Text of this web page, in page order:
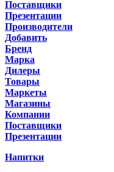
Поставщики
Презентации
Производители
Добавить
Бренд
Марка
Дилеры
Товары
Маркеты
Магазины
Компании
Поставщики
Презентации
Напитки